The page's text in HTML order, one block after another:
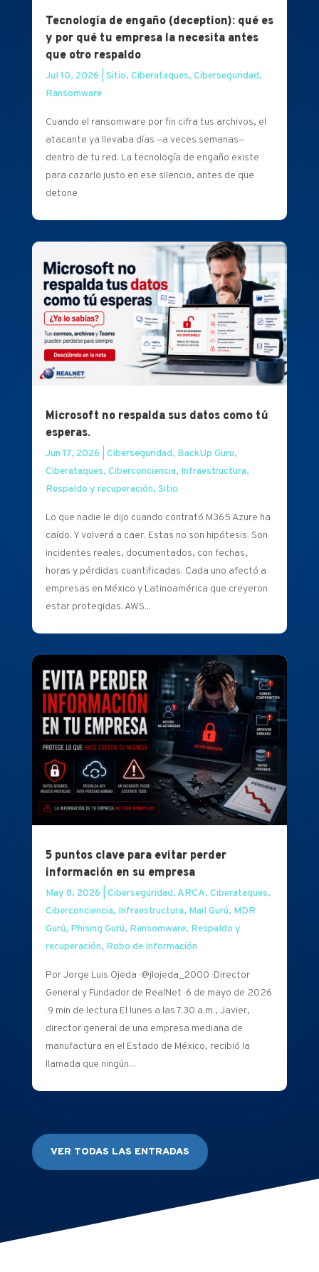
Tecnología de engaño (deception): qué es
y por qué tu empresa la necesita antes
que otro respaldo
Jul 10, 2026 Sitio, Ciberataques, Ciberseguridad,
Ransomware
Cuando el ransomware por fin cifra tus archivos, el
atacante ya llevaba días —a veces semanas—
dentro de tu red. La tecnología de engaño existe
para cazarlo justo en ese silencio, antes de que
detone
Microsoft no respalda sus datos como tú
esperas.
Jun 17, 2026 Ciberseguridad, BackUp Guru,
Ciberataques, Ciberconciencia, Infraestructura,
Respaldo y recuperación, Sitio
Lo que nadie le dijo cuando contrató M365 Azure ha
caído. Y volverá a caer. Estas no son hipótesis. Son
incidentes reales, documentados, con fechas,
horas y pérdidas cuantificadas. Cada uno afectó a
empresas en México y Latinoamérica que creyeron
estar protegidas. AWS...
5 puntos clave para evitar perder
información en su empresa
May 8, 2026 Ciberseguridad,ARCA, Ciberataques,
Ciberconciencia, Infraestructura, Mail Gurú, MDR
Gurú, Phising Gurú, Ransomware, Respaldo y
recuperación, Robo de Información
Por Jorge Luis Ojeda · @jlojeda_2000 · Director
General y Fundador de RealNet · 6 de mayo de 2026
· 9 min de lectura El lunes a las 7:30 a.m., Javier,
director general de una empresa mediana de
manufactura en el Estado de México, recibió la
llamada que ningún...
VER TODAS LAS ENTRADAS